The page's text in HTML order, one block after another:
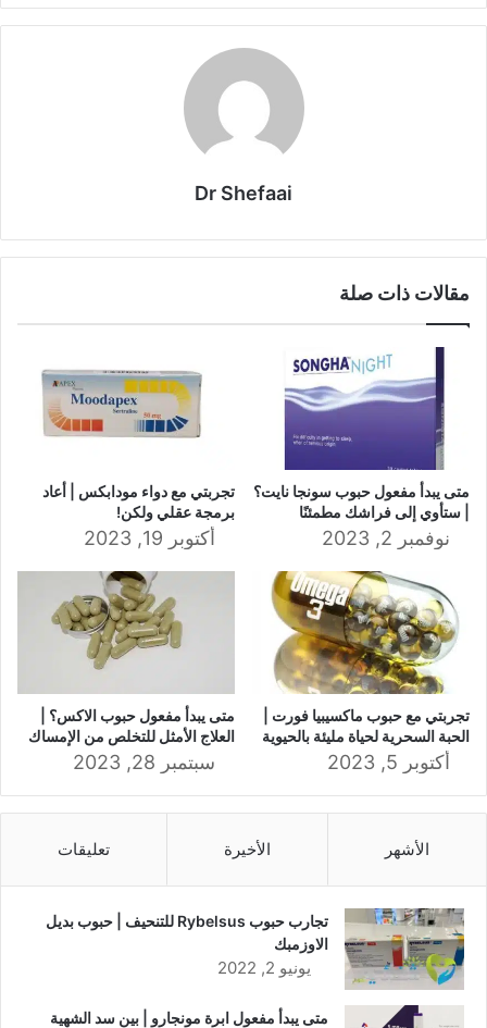
Dr Shefaai
مقالات ذات صلة
متى يبدأ مفعول حبوب سونجا نايت؟
| ستأوي إلى فراشك مطمئنًا
نوفمبر 2, 2023
تجربتي مع دواء مودابكس | أعاد
برمجة عقلي ولكن!
أكتوبر 19, 2023
تجربتي مع حبوب ماكسيبيا فورت |
الحبة السحرية لحياة مليئة بالحيوية
أكتوبر 5, 2023
متى يبدأ مفعول حبوب الاكس؟ |
العلاج الأمثل للتخلص من الإمساك
سبتمبر 28, 2023
الأشهر الأخيرة تعليقات
تجارب حبوب Rybelsus للتنحيف | حبوب بديل
الاوزمبك
يونيو 2, 2022
متى يبدأ مفعول ابرة مونجارو | بين سد الشهية